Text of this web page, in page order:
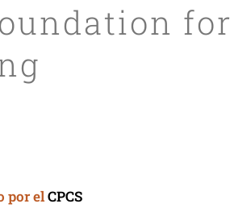
for
por elCPCS